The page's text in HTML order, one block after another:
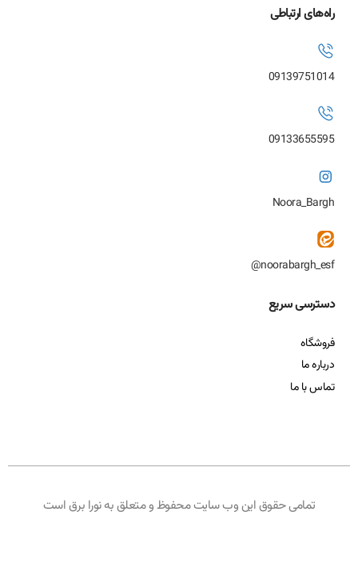
راه‌های ارتباطی
09139751014
09133655595
Noora_Bargh
noorabargh_esf@
دسترسی سریع
فروشگاه
درباره ما
تماس با ما
تمامی حقوق این وب سایت محفوظ و متعلق به نورا برق است